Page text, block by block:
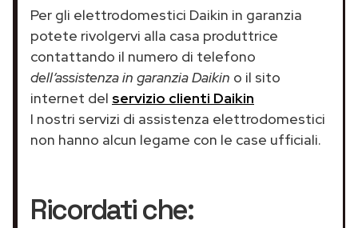
Per gli elettrodomestici Daikin in garanzia
potete rivolgervi alla casa produttrice
contattando il numero di telefono
dell’assistenza in garanzia Daikin o il sito
internet del servizio clienti Daikin
I nostri servizi di assistenza elettrodomestici
non hanno alcun legame con le case ufficiali.
Ricordati che: